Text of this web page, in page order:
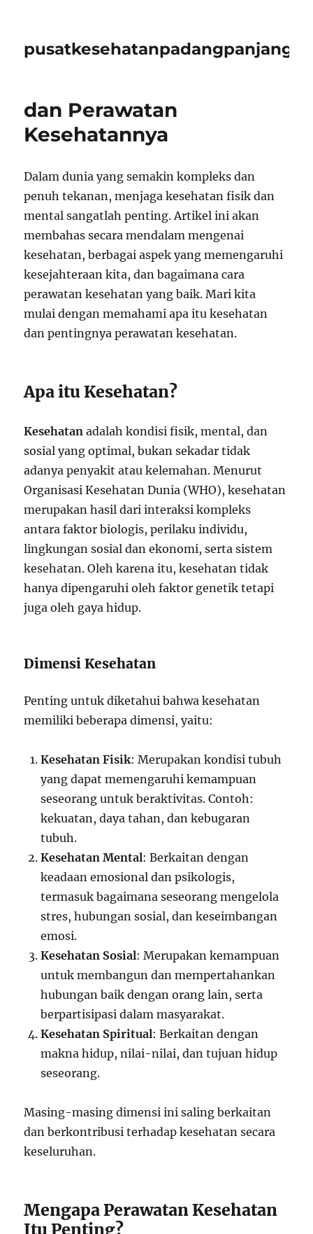
pusatkesehatanpadangpanjangid
dan Perawatan
Kesehatannya
Dalam dunia yang semakin kompleks dan
penuh tekanan, menjaga kesehatan fisik dan
mental sangatlah penting. Artikel ini akan
membahas secara mendalam mengenai
kesehatan, berbagai aspek yang memengaruhi
kesejahteraan kita, dan bagaimana cara
perawatan kesehatan yang baik. Mari kita
mulai dengan memahami apa itu kesehatan
dan pentingnya perawatan kesehatan.
Apa itu Kesehatan?
Kesehatan adalah kondisi fisik, mental, dan
sosial yang optimal, bukan sekadar tidak
adanya penyakit atau kelemahan. Menurut
Organisasi Kesehatan Dunia (WHO), kesehatan
merupakan hasil dari interaksi kompleks
antara faktor biologis, perilaku individu,
lingkungan sosial dan ekonomi, serta sistem
kesehatan. Oleh karena itu, kesehatan tidak
hanya dipengaruhi oleh faktor genetik tetapi
juga oleh gaya hidup.
Dimensi Kesehatan
Penting untuk diketahui bahwa kesehatan
memiliki beberapa dimensi, yaitu:
Kesehatan Fisik: Merupakan kondisi tubuh
yang dapat memengaruhi kemampuan
seseorang untuk beraktivitas. Contoh:
kekuatan, daya tahan, dan kebugaran
tubuh.
Kesehatan Mental: Berkaitan dengan
keadaan emosional dan psikologis,
termasuk bagaimana seseorang mengelola
stres, hubungan sosial, dan keseimbangan
emosi.
Kesehatan Sosial: Merupakan kemampuan
untuk membangun dan mempertahankan
hubungan baik dengan orang lain, serta
berpartisipasi dalam masyarakat.
Kesehatan Spiritual: Berkaitan dengan
makna hidup, nilai-nilai, dan tujuan hidup
seseorang.
Masing-masing dimensi ini saling berkaitan
dan berkontribusi terhadap kesehatan secara
keseluruhan.
Mengapa Perawatan Kesehatan
Itu Penting?